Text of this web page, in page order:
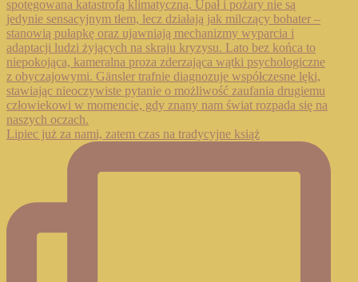
Lipiec już za nami, zatem czas na tradycyjne książ